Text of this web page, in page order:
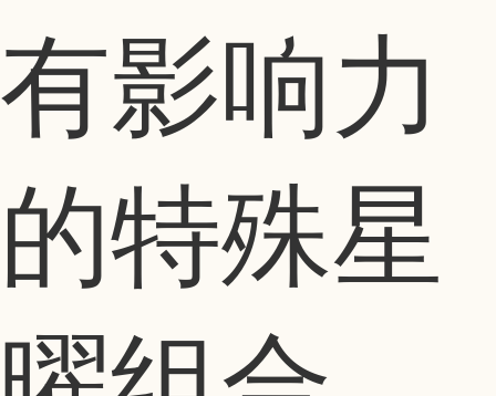
有影响力
的特殊星